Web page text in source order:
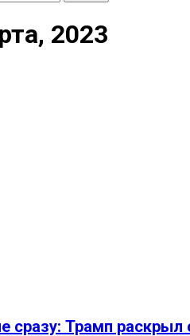
2023
сразу: Трамп раскрыл